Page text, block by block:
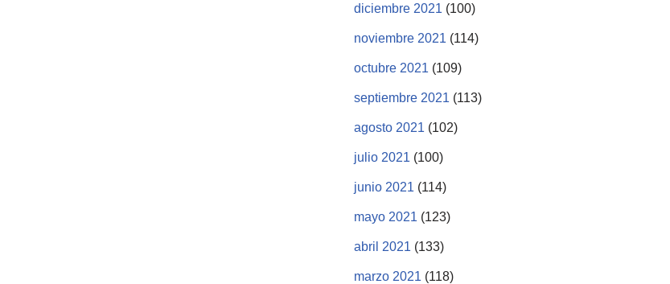
diciembre 2021 (100)
noviembre 2021 (114)
octubre 2021 (109)
septiembre 2021 (113)
agosto 2021 (102)
julio 2021 (100)
junio 2021 (114)
mayo 2021 (123)
abril 2021 (133)
marzo 2021 (118)